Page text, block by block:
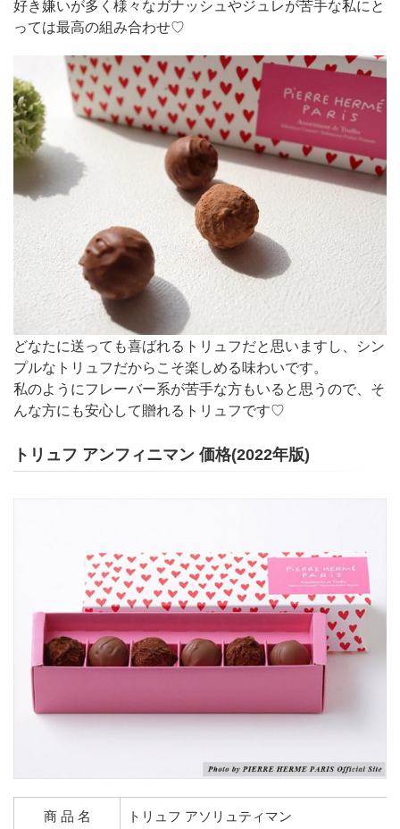
好き嫌いが多く様々なガナッシュやジュレが苦手な私にと
っては最高の組み合わせ♡
どなたに送っても喜ばれるトリュフだと思いますし、シン
プルなトリュフだからこそ楽しめる味わいです。
私のようにフレーバー系が苦手な方もいると思うので、そ
んな方にも安心して贈れるトリュフです♡
トリュフ アンフィニマン 価格(2022年版)
商 品 名
トリュフ アソリュティマン